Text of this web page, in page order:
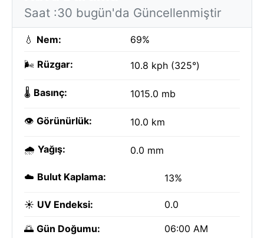
Saat :30 bugün'da Güncellenmiştir
💧 Nem: 69%
🌬️ Rüzgar: 10.8 kph (325°)
🌡️ Basınç: 1015.0 mb
👁️ Görünürlük: 10.0 km
🌧️ Yağış: 0.0 mm
☁️ Bulut Kaplama: 13%
☀️ UV Endeksi: 0.0
🌅 Gün Doğumu: 06:00 AM